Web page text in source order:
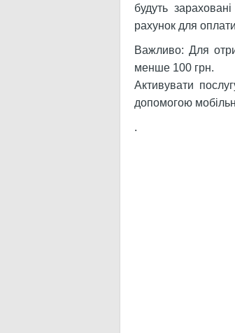
будуть
рахунок для
Важливо: Для
менше 100 грн.
Активувати
допомогою
.